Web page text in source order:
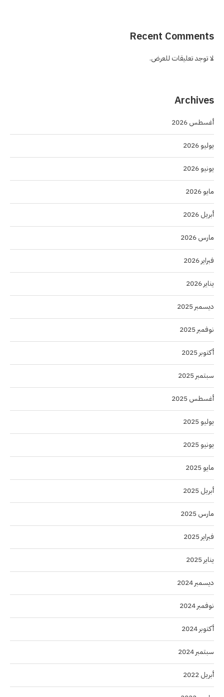
Recent Comments
لا توجد تعليقات للعرض.
Archives
أغسطس 2026
يوليو 2026
يونيو 2026
مايو 2026
أبريل 2026
مارس 2026
فبراير 2026
يناير 2026
ديسمبر 2025
نوفمبر 2025
أكتوبر 2025
سبتمبر 2025
أغسطس 2025
يوليو 2025
يونيو 2025
مايو 2025
أبريل 2025
مارس 2025
فبراير 2025
يناير 2025
ديسمبر 2024
نوفمبر 2024
أكتوبر 2024
سبتمبر 2024
أبريل 2022